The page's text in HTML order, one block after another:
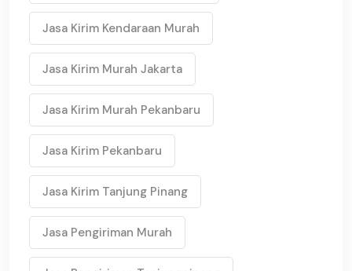
Jasa Kirim Kendaraan Murah
Jasa Kirim Murah Jakarta
Jasa Kirim Murah Pekanbaru
Jasa Kirim Pekanbaru
Jasa Kirim Tanjung Pinang
Jasa Pengiriman Murah